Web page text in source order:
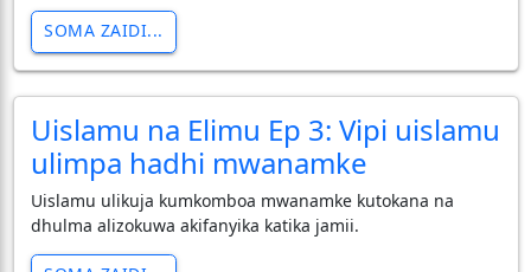
SOMA ZAIDI...
Uislamu na Elimu Ep 3: Vipi uislamu
ulimpa hadhi mwanamke
Uislamu ulikuja kumkomboa mwanamke kutokana na
dhulma alizokuwa akifanyika katika jamii.